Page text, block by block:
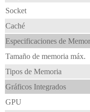
Socket
Caché
Especificaciones de
Tamaño de memoria máx.
Tipos de Memoria
Gráficos Integrados
GPU